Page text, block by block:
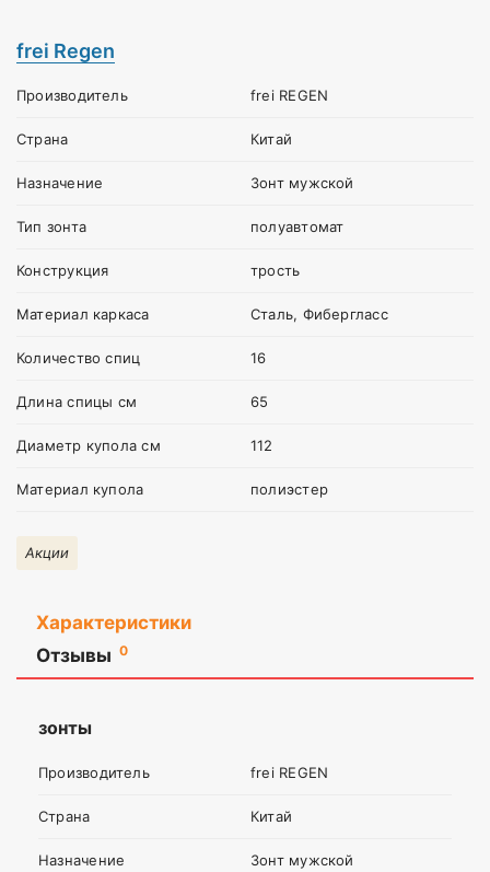
frei Regen
Производитель frei REGEN
Страна Китай
Назначение Зонт мужской
Тип зонта полуавтомат
Конструкция трость
Материал каркаса Сталь, Фибергласс
Количество спиц 16
Длина спицы см 65
Диаметр купола см 112
Материал купола полиэстер
Акции
Характеристики
Отзывы 0
зонты
Производитель frei REGEN
Страна Китай
Назначение Зонт мужской
Оставить
отзыв
Ваша